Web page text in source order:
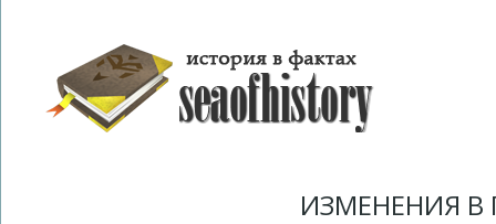
ИЗМЕНЕНИЯ В